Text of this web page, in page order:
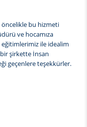
bu hizmeti
ve hocamıza
ile idealim
şirkette İnsan
geçenlere teşekkürler.